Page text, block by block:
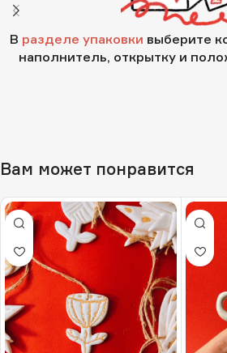
В разделе упаковки выберите
наполнитель, открытку и
Вам может понравится